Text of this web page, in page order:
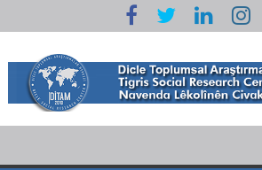
to
content